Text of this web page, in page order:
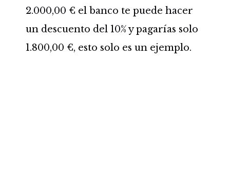
2.000,00 € el banco te puede hacer
un descuento del 10% y pagarías solo
1.800,00 €, esto solo es un ejemplo.